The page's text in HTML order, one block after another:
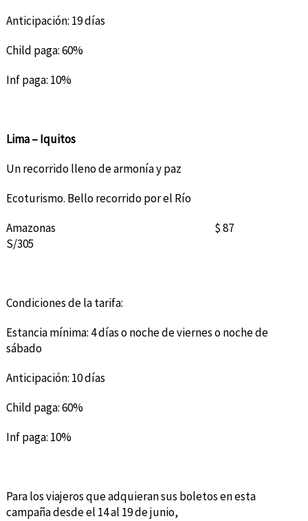
Anticipación: 19 días
Child paga: 60%
Inf paga: 10%
Lima – Iquitos
Un recorrido lleno de armonía y paz
Ecoturismo. Bello recorrido por el Río
Amazonas $ 87
S/305
Condiciones de la tarifa:
Estancia mínima: 4 días o noche de viernes o noche de
sábado
Anticipación: 10 días
Child paga: 60%
Inf paga: 10%
Para los viajeros que adquieran sus boletos en esta
campaña desde el 14 al 19 de junio,